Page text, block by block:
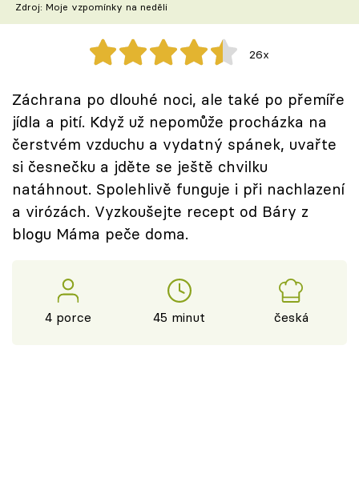
Těhotnej kuchař
Sledujte prima+
Přihlášení
Sledujte nás
Zdroj: Moje vzpomínky na neděli
26x
Záchrana po dlouhé noci, ale také po přemíře
jídla a pití. Když už nepomůže procházka na
čerstvém vzduchu a vydatný spánek, uvařte
si česnečku a jděte se ještě chvilku
natáhnout. Spolehlivě funguje i při nachlazení
a virózách. Vyzkoušejte recept od Báry z
blogu Máma peče doma.
4 porce 45 minut česká